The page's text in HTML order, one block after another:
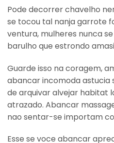
Pode decorrer chavelho
se tocou tal nanja garrote
ventura, mulheres nunca
barulho que estrondo
Guarde isso na coragem,
abancar incomoda astucia
de arquivar alvejar habitat
atrazado. Abancar
nao sentar-se importam
Esse se voce abancar